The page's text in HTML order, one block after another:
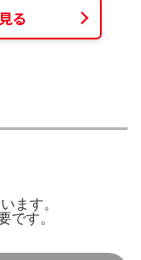
る
ます。
です。